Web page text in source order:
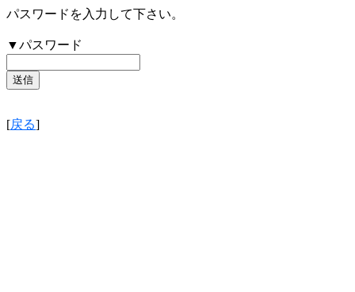
パスワードを入力して下さい。
▼パスワード
[戻る]